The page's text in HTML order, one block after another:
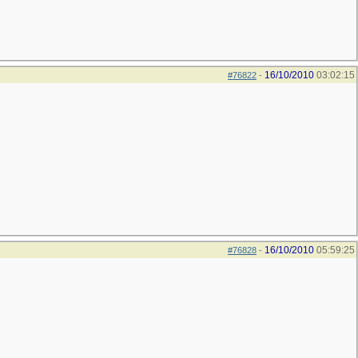
#76822 - 16/10/2010 03:02:15
#76828 - 16/10/2010 05:59:25